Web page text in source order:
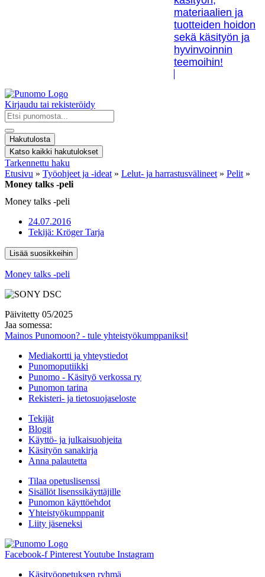
materiaalien ja
tuotteiden hoidon
sekä käsityön ja
hyvinvoinnin
teemoihin!
Kirjaudu tai rekisteröidy
Search
...
Hakutulosta
Katso kaikki hakutulokset
Tarkennettu haku
Etusivu » Työohjeet ja -ideat » Lelut- ja harrastusvälineet » Pelit »
Money talks -peli
Money talks -peli
24.07.2016
Tekijä: Kröger Tarja
Lisää suosikkeihin
Money talks -peli
Päivitetty 05/2025
Jaa somessa:
Mainos Punomoon? - tule yhteistyökumppaniksi!
Mediakortti ja yhteystiedot
Punomoputiikki
Punomo - Käsityö verkossa ry
Punomon tarina
Rekisteri- ja tietosuojaseloste
Tekijät
Blogit
Käyttö- ja julkaisuohjeita
Käsityön sanakirja
Anna palautetta
Tilaa opetuslisenssi
Sisällöt lisenssikäyttäjille
Punomon käyttöehdot
Yhteistyökumppanit
Liity jäseneksi
Facebook-f PinterestYoutube Instagram
Käsityöopetuksen ryhmä